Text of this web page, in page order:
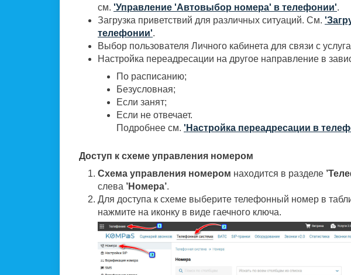
см. 'Управление 'Автовыбор номера' в телефонии'.
Загрузка приветствий для различных ситуаций. См.
телефонии'.
Выбор пользователя Личного кабинета для связи с
Настройка переадресации на другое направление в
По расписанию;
Безусловная;
Если занят;
Если не отвечает.
Подробнее см. 'Настройка переадресации в
Доступ к схеме управления номером
Схема управления номером находится в разделе ’
слева ’Номера’.
Для доступа к схеме выберите телефонный номер в
нажмите на иконку в виде гаечного ключа.